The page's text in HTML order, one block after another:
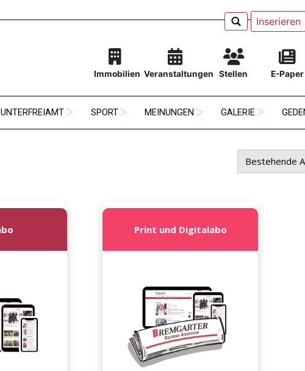
Inserieren
Immobilien Veranstaltungen Stellen E-Paper
UNTERFREIAMT SPORT MEINUNGEN GALERIE